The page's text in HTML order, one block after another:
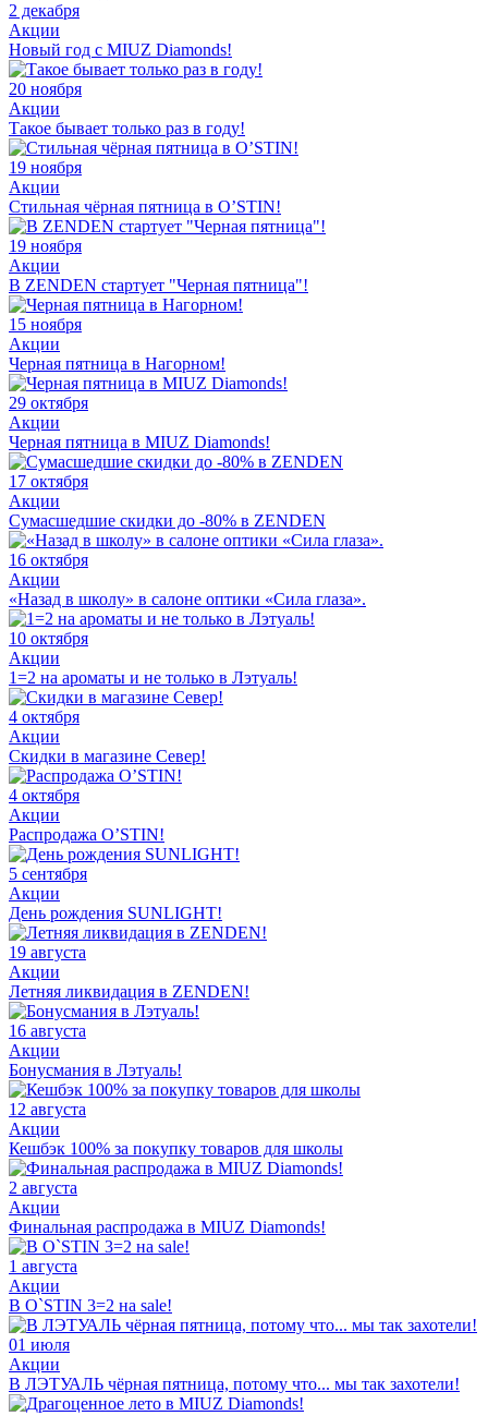
2 декабря
Акции
Новый год с MIUZ Diamonds!
20 ноября
Акции
Такое бывает только раз в году!
19 ноября
Акции
Стильная чёрная пятница в O’STIN!
19 ноября
Акции
В ZENDEN стартует "Черная пятница"!
15 ноября
Акции
Черная пятница в Нагорном!
29 октября
Акции
Черная пятница в MIUZ Diamonds!
17 октября
Акции
Сумасшедшие скидки до -80% в ZENDEN
16 октября
Акции
«Назад в школу» в салоне оптики «Сила глаза».
10 октября
Акции
1=2 на ароматы и не только в Лэтуаль!
4 октября
Акции
Скидки в магазине Север!
4 октября
Акции
Распродажа O’STIN!
5 сентября
Акции
День рождения SUNLIGHT!
19 августа
Акции
Летняя ликвидация в ZENDEN!
16 августа
Акции
Бонусмания в Лэтуаль!
12 августа
Акции
Кешбэк 100% за покупку товаров для школы
2 августа
Акции
Финальная распродажа в MIUZ Diamonds!
1 августа
Акции
В O`STIN 3=2 на sale!
01 июля
Акции
В ЛЭТУАЛЬ чёрная пятница, потому что... мы так захотели!